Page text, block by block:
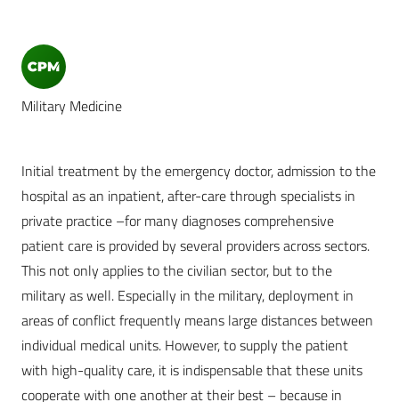
Military Medicine
Initial treatment by the emergency doctor, admission to the
hospital as an inpatient, after-care through specialists in
private practice –for many diagnoses comprehensive
patient care is provided by several providers across sectors.
This not only applies to the civilian sector, but to the
military as well. Especially in the military, deployment in
areas of conflict frequently means large distances between
individual medical units. However, to supply the patient
with high-quality care, it is indispensable that these units
cooperate with one another at their best – because in